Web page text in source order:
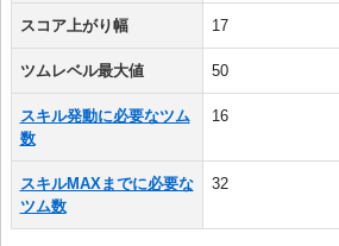
スコア上がり幅 17
ツムレベル最大値 50
スキル発動に必要なツム
数
16
スキルMAXまでに必要な
ツム数
32